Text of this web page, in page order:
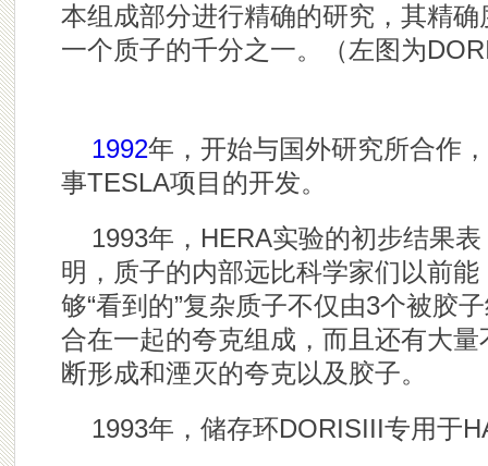
本组成部分进行精确的研究，其精
一个质子的千分之一。（左图为
1992年，开始与国外研究所合作
事TESLA项目的开发。
1993年，HERA实验的初步结果表
明，质子的内部远比科学家们以前能
够“看到的”复杂质子不仅由3个被胶
合在一起的夸克组成，而且还有大量
断形成和湮灭的夸克以及胶子。
1993年，储存环DORISIII专用于